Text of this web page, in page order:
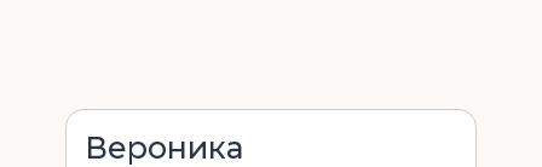
Вероника